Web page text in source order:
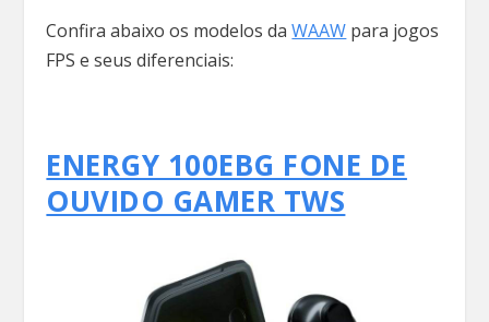
Confira abaixo os modelos daWAAW para jogos
FPS e seus diferenciais:
ENERGY 100EBG FONE DE
OUVIDO GAMER TWS